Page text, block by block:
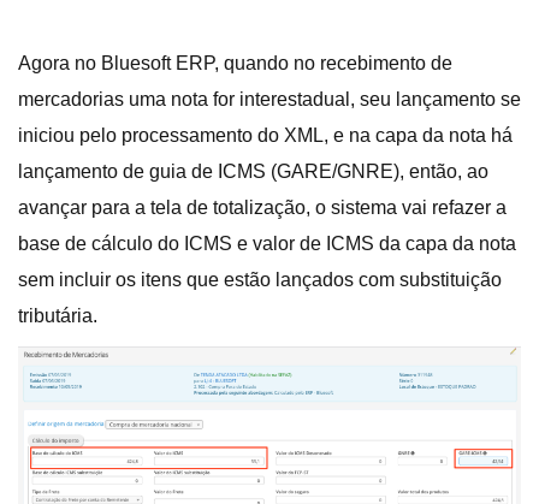
Agora no Bluesoft ERP, quando no recebimento de
mercadorias uma nota for interestadual, seu lançamento se
iniciou pelo processamento do XML, e na capa da nota há
lançamento de guia de ICMS (GARE/GNRE), então, ao
avançar para a tela de totalização, o sistema vai refazer a
base de cálculo do ICMS e valor de ICMS da capa da nota
sem incluir os itens que estão lançados com substituição
tributária.